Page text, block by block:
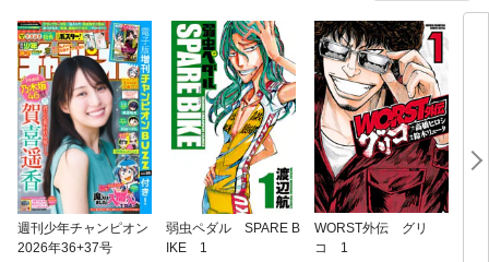
週刊少年チャンピオン
2026年36+37号
弱虫ペダル SPARE B
IKE 1
WORST外伝 グリ
コ 1